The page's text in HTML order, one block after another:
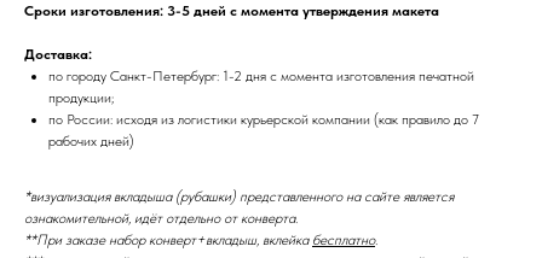
Сроки изготовления: 3-5 дней с момента утверждения макета
Доставка:
по городу Санкт-Петербург: 1-2 дня с момента изготовления печатной
продукции;
по России: исходя из логистики курьерской компании (как правило до 7
рабочих дней)
*визуализация вкладыша (рубашки) представленного на сайте является
ознакомительной, идёт отдельно от конверта.
**При заказе набор конверт+вкладыш, вклейка бесплатно.